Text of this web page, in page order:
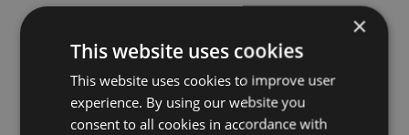
×
This website uses cookies
This website uses cookies to improve user
experience. By using our website you
consent to all cookies in accordance with